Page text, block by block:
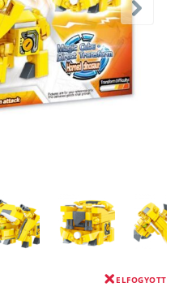
ELFOGYOTT